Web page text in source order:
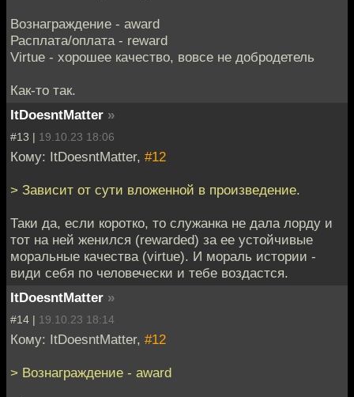
Вознаграждение - award
Расплата/оплата - reward
Virtue - хорошее качество, вовсе не добродетель
Как-то так.
ItDoesntMatter »
#13 | 19.10.23 18:06
Кому: ItDoesntMatter, #12
> Зависит от сути вложенной в произведение.
Таки да, если коротко, то служанка не дала лорду и
тот на ней женился (rewarded) за ее устойчивые
моральные качества (virtue). И мораль истории -
види себя по человечески и тебе воздастся.
ItDoesntMatter »
#14 | 19.10.23 18:14
Кому: ItDoesntMatter, #12
> Вознаграждение - award